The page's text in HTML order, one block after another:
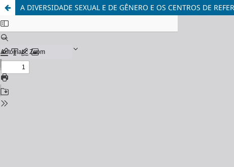
A DIVERSIDADE SEXUAL E DE GÊNERO E OS CENTROS DE